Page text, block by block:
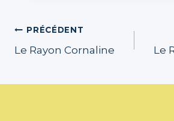
Navigation
de
l’article
PRÉCÉDENT
Le Rayon Cornaline Le